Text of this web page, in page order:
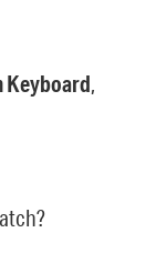
Keyboard,